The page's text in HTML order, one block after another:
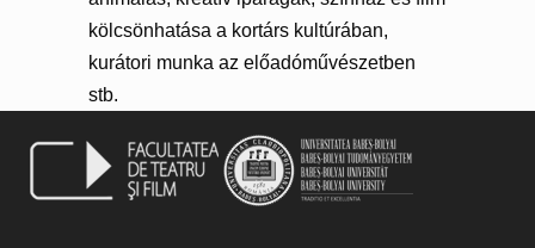
kölcsönhatása a kortárs kultúrában,
kurátori munka az előadóművészetben
stb.